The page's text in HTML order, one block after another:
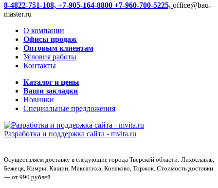
8-4822-751-108, +7-905-164-8800 +7-960-700-5225, office@bau-
master.ru
О компании
Офисы продаж
Оптовым клиентам
Условия работы
Контакты
Каталог и цены
Ваши закладки
Новинки
Специальные предложения
Разработка и поддержка сайта - mvita.ru
Осуществляем доставку в следующие города Тверской области: Лихославль,
Бежецк, Кимры, Кашин, Максатиха, Конаково, Торжок. Стоимость доставки
— от 990 рублей.